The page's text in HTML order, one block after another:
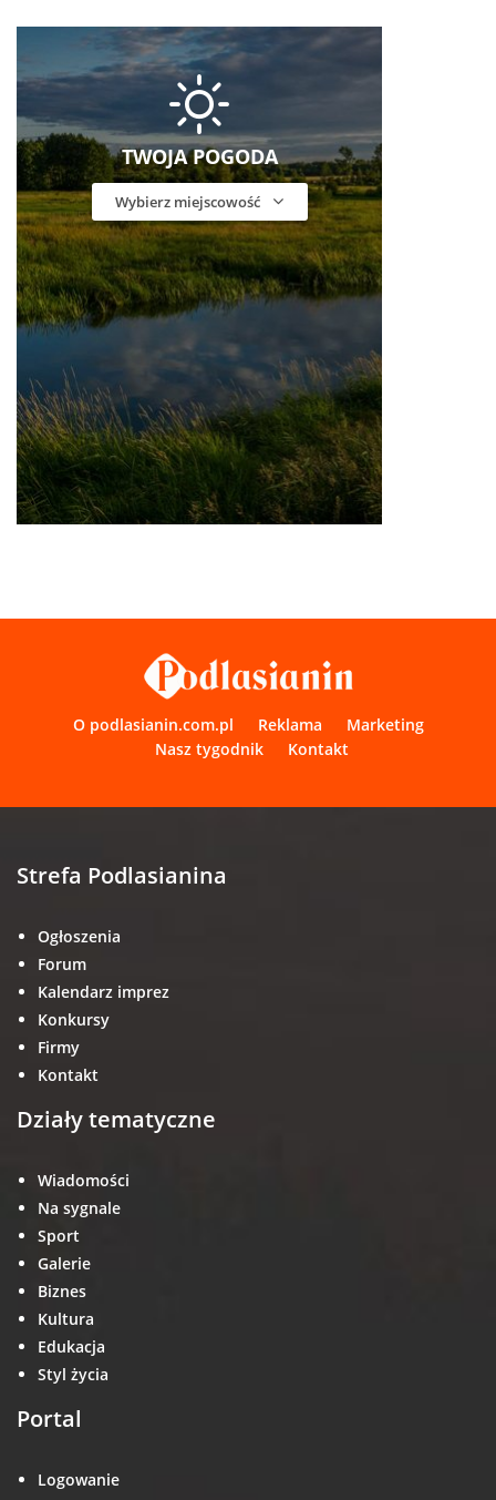
TWOJA POGODA
Wybierz miejscowość
O podlasianin.com.pl Reklama
Marketing
Nasz tygodnik
Kontakt
Strefa Podlasianina
Ogłoszenia
Forum
Kalendarz imprez
Konkursy
Firmy
Kontakt
Działy tematyczne
Wiadomości
Na sygnale
Sport
Galerie
Biznes
Kultura
Edukacja
Styl życia
Portal
Logowanie